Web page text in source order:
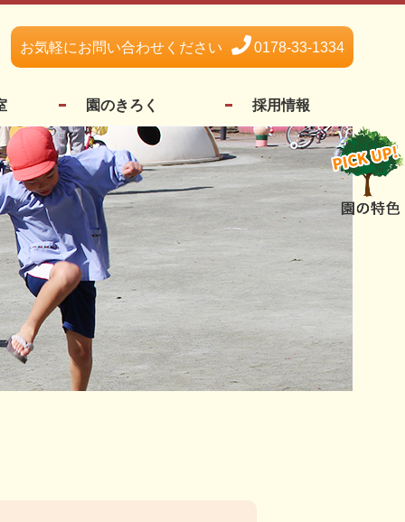
お気軽にお問い合わせください 0178-33-1334
園のきろく 採用情報